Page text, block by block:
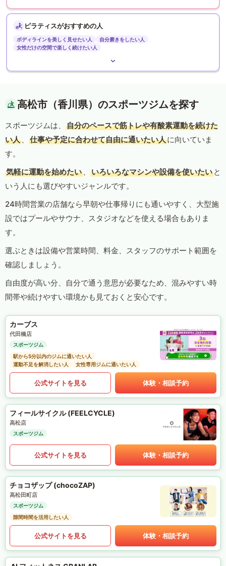
ピラティスがおすすめの人
ボディラインを美しく見せたい人
自分磨きをしたい人
女性だけの空間で楽しく続けたい人
高松市（香川県）のスポーツジムを探す
スポーツジムは、
自分のペースで筋トレや有酸素運動を続けた
い人 、 仕事や予定に合わせて自由に通いたい人に向いていま
す。
気軽に運動を始めたい 、 いろいろなマシンや設備を使いたい と
いう人にも選びやすいジャンルです。
24時間営業の店舗なら早朝や仕事帰りにも通いやすく、大型施
設ではプールやサウナ、スタジオなどを使える場合もありま
す。
選ぶときは設備や営業時間、料金、スタッフのサポート範囲を
確認しましょう。
自由度が高い分、自分で通う意思が必要なため、混みやすい時
間帯や続けやすい環境かも見ておくと安心です。
カーブス
代田橋店
スポーツジム
駅から5分以内のジムに通いたい人
運動不足を解消したい人
女性専用ジムに通いたい人
公式サイトを見る 体験・相談予約
フィールサイクル (FEELCYCLE)
高松店
スポーツジム
公式サイトを見る 体験・相談予約
チョコザップ (chocoZAP)
高松田町店
スポーツジム
隙間時間を活用したい人
公式サイトを見る 体験・相談予約